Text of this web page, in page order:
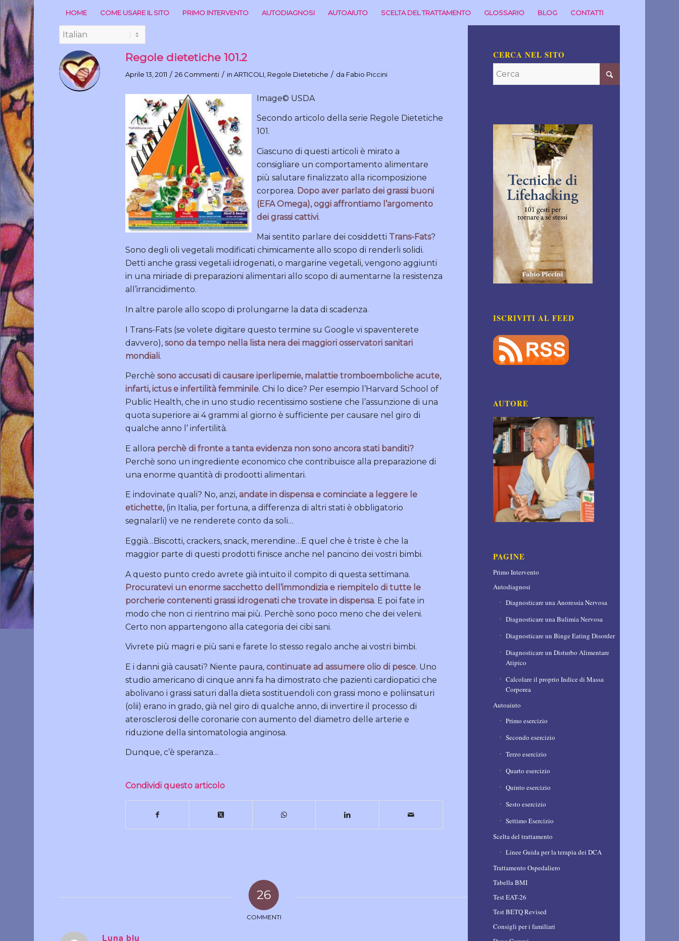
HOME COME USARE IL SITO PRIMO INTERVENTO AUTODIAGNOSI AUTOAIUTO SCELTA DEL TRATTAMENTO GLOSSARIO BLOG CONTATTI
Regole dietetiche 101.2
Aprile 13, 2011 / 26 Commenti / inARTICOLI Regole Dietetiche / da Fabio Piccini
Image© USDA
Secondo articolo della serie Regole Dietetiche
101.
Ciascuno di questi articoli è mirato a
consigliare un comportamento alimentare
più salutare finalizzato alla ricomposizione
corporea. Dopo aver parlato dei grassi buoni
(EFA Omega), oggi affrontiamo l’argomento
dei grassi cattivi.
Mai sentito parlare dei cosiddetti Trans-Fats?
Sono degli oli vegetali modificati chimicamente allo scopo di renderli solidi.
Detti anche grassi vegetali idrogenati, o margarine vegetali, vengono aggiunti
in una miriade di preparazioni alimentari allo scopo di aumentarne la resistenza
all’irrancidimento.
In altre parole allo scopo di prolungarne la data di scadenza.
I Trans-Fats (se volete digitare questo termine su Google vi spaventerete
davvero),sono da tempo nella lista nera dei maggiori osservatori sanitari
mondiali.
Perchèsono accusati di causare iperlipemie, malattie tromboemboliche acute,
infarti, ictus e infertilità femminile. Chi lo dice? Per esempio l’Harvard School of
Public Health, che in uno studio recentissimo sostiene che l’assunzione di una
quota superiore ai 4 grammi al giorno è sufficiente per causare nel giro di
qualche anno l’ infertilità.
E allora perchè di fronte a tanta evidenza non sono ancora stati banditi?
Perchè sono un ingrediente economico che contribuisce alla preparazione di
una enorme quantità di prodootti alimentari.
E indovinate quali? No, anzi, andate in dispensa e cominciate a leggere le
etichette,(in Italia, per fortuna, a differenza di altri stati è obbligatorio
segnalarli) ve ne renderete conto da soli…
Eggià…Biscotti, crackers, snack, merendine…E quel che è triste è che la
maggior parte di questi prodotti finisce anche nel pancino dei vostri bimbi.
A questo punto credo avrete già intuito il compito di questa settimana.
Procuratevi un enorme sacchetto dell’immondizia e riempitelo di tutte le
porcherie contenenti grassi idrogenati che trovate in dispensa. E poi fate in
modo che non ci rientrino mai più. Perchè sono poco meno che dei veleni.
Certo non appartengono alla categoria dei cibi sani.
Vivrete più magri e più sani e farete lo stesso regalo anche ai vostri bimbi.
E i danni già causati? Niente paura, continuate ad assumere olio di pesce. Uno
studio americano di cinque anni fa ha dimostrato che pazienti cardiopatici che
abolivano i grassi saturi dalla dieta sostituendoli con grassi mono e poliinsaturi
(olii) erano in grado, già nel giro di qualche anno, di invertire il processo di
aterosclerosi delle coronarie con aumento del diametro delle arterie e
riduzione della sintomatologia anginosa.
Dunque, c’è speranza…
Condividi questo articolo
26
COMMENTI
Luna blu
CERCA NEL SITO
ISCRIVITI AL FEED
AUTORE
PAGINE
Primo Intervento
Autodiagnosi
Diagnosticare una Anoressia Nervosa
Diagnosticare una Bulimia Nervosa
Diagnosticare un Binge Eating Disorder
Diagnosticare un Disturbo Alimentare
Atipico
Calcolare il proprio Indice di Massa
Corporea
Autoaiuto
Primo esercizio
Secondo esercizio
Terzo esercizio
Quarto esercizio
Quinto esercizio
Sesto esercizio
Settimo Esercizio
Scelta del trattamento
Linee Guida per la terapia dei DCA
Trattamento Ospedaliero
Tabella BMI
Test EAT-26
Test BETQ Revised
Consigli per i familiari